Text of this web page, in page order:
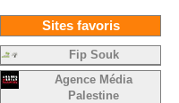
Sites favoris
Fip Souk
Agence Média
Palestine